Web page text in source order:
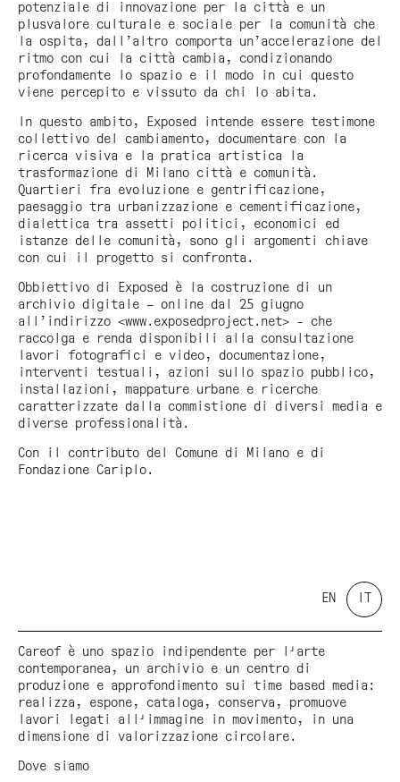
potenziale di innovazione per la città e un
plusvalore culturale e sociale per la comunità che
la ospita, dall’altro comporta un’accelerazione del
ritmo con cui la città cambia, condizionando
profondamente lo spazio e il modo in cui questo
viene percepito e vissuto da chi lo abita.
In questo ambito, Exposed intende essere testimone
collettivo del cambiamento, documentare con la
ricerca visiva e la pratica artistica la
trasformazione di Milano città e comunità.
Quartieri fra evoluzione e gentrificazione,
paesaggio tra urbanizzazione e cementificazione,
dialettica tra assetti politici, economici ed
istanze delle comunità, sono gli argomenti chiave
con cui il progetto si confronta.
Obbiettivo di Exposed è la costruzione di un
archivio digitale – online dal 25 giugno
all’indirizzo <www.exposedproject.net> - che
raccolga e renda disponibili alla consultazione
lavori fotografici e video, documentazione,
interventi testuali, azioni sullo spazio pubblico,
installazioni, mappature urbane e ricerche
caratterizzate dalla commistione di diversi media e
diverse professionalità.
Con il contributo del Comune di Milano e di
Fondazione Cariplo.
EN
Careof è uno spazio indipendente per l'arte
contemporanea, un archivio e un centro di
produzione e approfondimento sui time based media:
realizza, espone, cataloga, conserva, promuove
lavori legati all'immagine in movimento, in una
dimensione di valorizzazione circolare.
Dove siamo